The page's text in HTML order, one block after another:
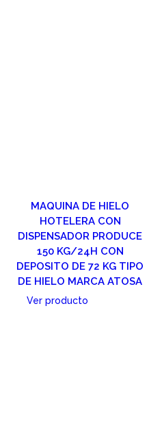
MAQUINA DE HIELO
HOTELERA CON
DISPENSADOR PRODUCE
150 KG/24H CON
DEPOSITO DE 72 KG TIPO
DE HIELO MARCA ATOSA
Ver producto